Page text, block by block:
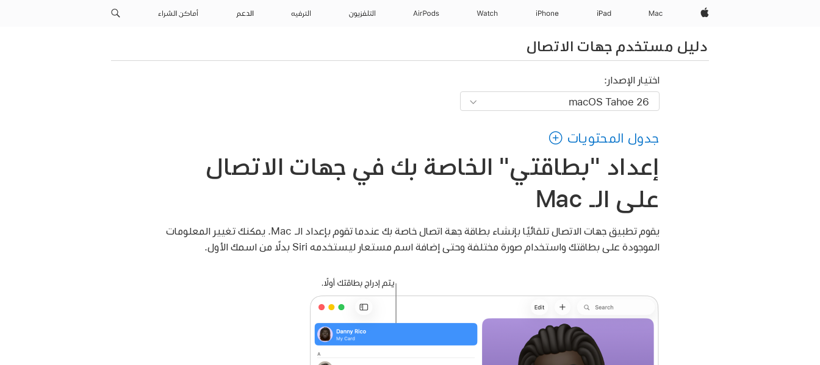
Apple‏
Mac
iPad‏
iPhone
Watch
AirPods التلفزيون الترفيه الدعم أماكن الشراء
دليل مستخدم جهات الاتصال
اختيار الإصدار:
جدول المحتويات
إعداد "بطاقتي" الخاصة بك في جهات الاتصال
على الـ Mac
يقوم تطبيق جهات الاتصال تلقائيًا بإنشاء بطاقة جهة اتصال خاصة بك عندما تقوم بإعداد الـ Mac. يمكنك تغيير المعلومات
الموجودة على بطاقتك واستخدام صورة مختلفة وحتى إضافة اسم مستعار ليستخدمه Siri بدلًا من اسمك الأول.